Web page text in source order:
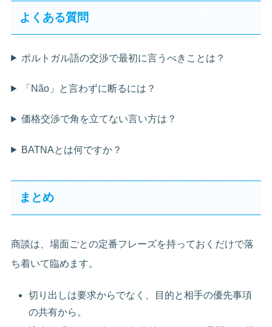
よくある質問
ポルトガル語の交渉で最初に言うべきことは？
「Não」と言わずに断るには？
価格交渉で角を立てない言い方は？
BATNAとは何ですか？
まとめ
商談は、場面ごとの定番フレーズを持っておくだけで落
ち着いて臨めます。
切り出しは要求からでなく、目的と相手の優先事項
の共有から。